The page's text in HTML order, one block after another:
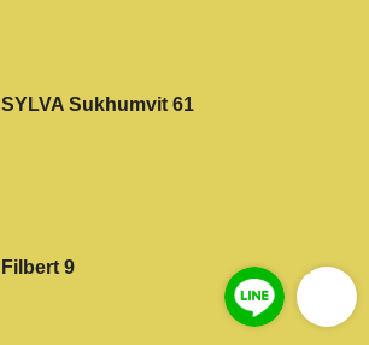
SYLVA Sukhumvit 61
Filbert 9